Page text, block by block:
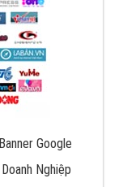
Google
Nghiệp